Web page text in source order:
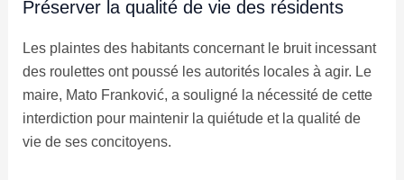
Préserver la qualité de vie des résidents
Les plaintes des habitants concernant le bruit incessant
des roulettes ont poussé les autorités locales à agir. Le
maire, Mato Franković, a souligné la nécessité de cette
interdiction pour maintenir la quiétude et la qualité de
vie de ses concitoyens.